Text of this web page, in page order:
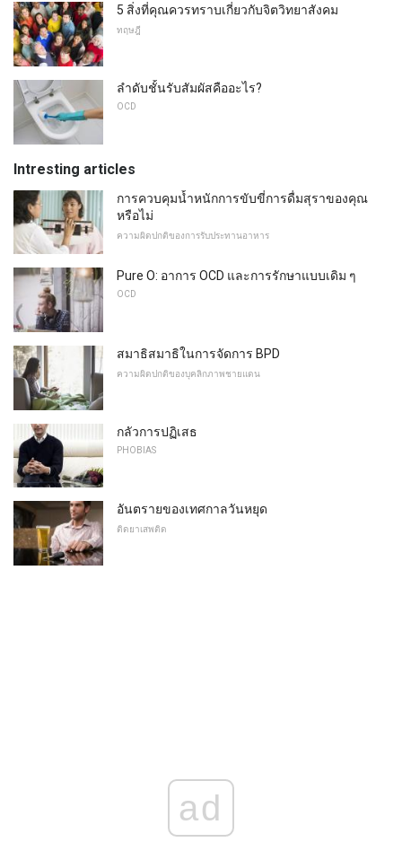
5 สิ่งที่คุณควรทราบเกี่ยวกับจิตวิทยาสังคม
ทฤษฎี
ลำดับชั้นรับสัมผัสคืออะไร?
OCD
Intresting articles
การควบคุมน้ำหนักการขับขี่การดื่มสุราของคุณ
หรือไม่
ความผิดปกติของการรับประทานอาหาร
Pure O: อาการ OCD และการรักษาแบบเดิม ๆ
OCD
สมาธิสมาธิในการจัดการ BPD
ความผิดปกติของบุคลิกภาพชายแดน
กลัวการปฏิเสธ
PHOBIAS
อันตรายของเทศกาลวันหยุด
ติดยาเสพติด
ad